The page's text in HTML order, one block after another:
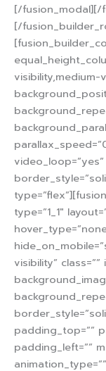
[/fusion_modal][/
[/
visibility,medium-
type=”1_1″
visibility”
padding_top=””
padding_left=””